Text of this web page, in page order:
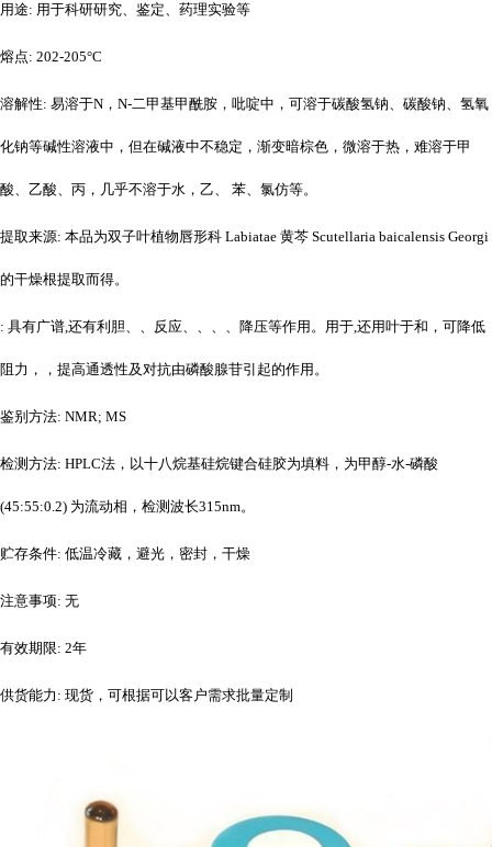
用途: 用于科研研究、鉴定、药理实验等
熔点: 202-205°C
溶解性: 易溶于N，N-二甲基甲酰胺，吡啶中，可溶于碳酸氢钠、碳酸钠、氢氧
化钠等碱性溶液中，但在碱液中不稳定，渐变暗棕色，微溶于热，难溶于甲
酸、乙酸、丙，几乎不溶于水，乙、 苯、氯仿等。
提取来源: 本品为双子叶植物唇形科 Labiatae 黄芩 Scutellaria baicalensis Georgi
的干燥根提取而得。
: 具有广谱,还有利胆、、反应、、、、降压等作用。用于,还用叶于和，可降低
阻力，，提高通透性及对抗由磷酸腺苷引起的作用。
鉴别方法: NMR; MS
检测方法: HPLC法，以十八烷基硅烷键合硅胶为填料，为甲醇-水-磷酸
(45:55:0.2) 为流动相，检测波长315nm。
贮存条件: 低温冷藏，避光，密封，干燥
注意事项: 无
有效期限: 2年
供货能力 : 现货，可根据可以客户需求批量定制